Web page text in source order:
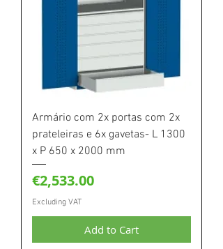
Armário com 2x portas com 2x
prateleiras e 6x gavetas- L 1300
x P 650 x 2000 mm
Price
€2,533.00
Excluding VAT
Add to Cart